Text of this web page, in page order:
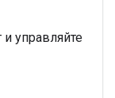
управляйте